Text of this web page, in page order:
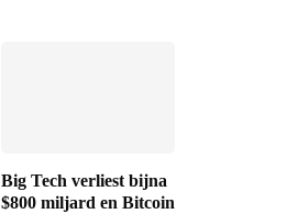
Big Tech verliest bijna
$800 miljard en Bitcoin